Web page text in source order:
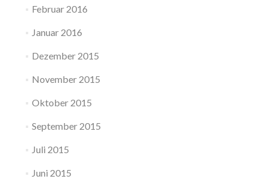
Februar 2016
Januar 2016
Dezember 2015
November 2015
Oktober 2015
September 2015
Juli 2015
Juni 2015